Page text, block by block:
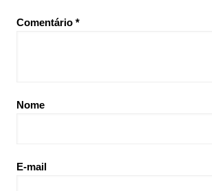
Comentário *
Nome
E-mail